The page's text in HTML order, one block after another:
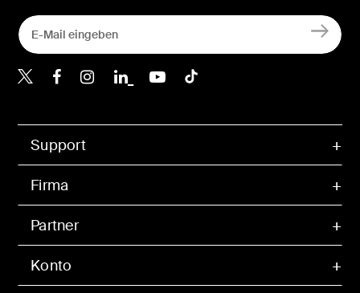
Konto
Support
Firma
Partner
Belkin Twitter
Belkin Facebook
Belkin Instagram
Belkin LinkedIn
Belkin Youtube
Belkin TikTok